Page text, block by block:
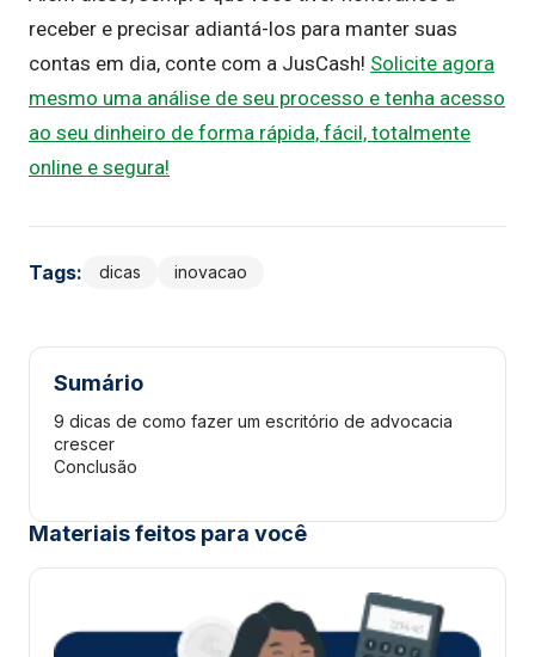
receber e precisar adiantá-los para manter suas
contas em dia, conte com a JusCash! Solicite agora
mesmo uma análise de seu processo e tenha acesso
ao seu dinheiro de forma rápida, fácil, totalmente
online e segura!
Tags: dicas inovacao
Sumário
9 dicas de como fazer um escritório de advocacia
crescer
Conclusão
Materiais feitos para você